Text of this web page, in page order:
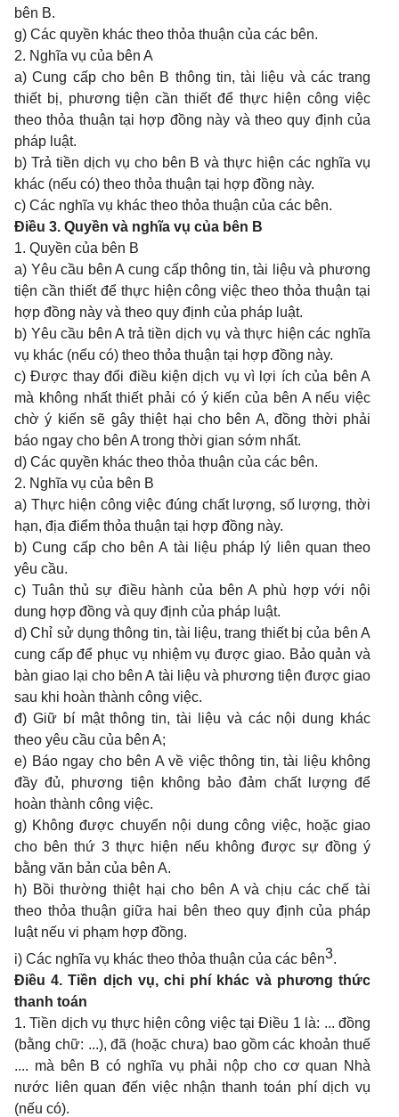
bên B.
g) Các quyền khác theo thỏa thuận của các bên.
2. Nghĩa vụ của bên A
a) Cung cấp cho bên B thông tin, tài liệu và các trang
thiết bị, phương tiện cần thiết để thực hiện công việc
theo thỏa thuận tại hợp đồng này và theo quy định của
pháp luật.
b) Trả tiền dịch vụ cho bên B và thực hiện các nghĩa vụ
khác (nếu có) theo thỏa thuận tại hợp đồng này.
c) Các nghĩa vụ khác theo thỏa thuận của các bên.
Điều 3. Quyền và nghĩa vụ của bên B
1. Quyền của bên B
a) Yêu cầu bên A cung cấp thông tin, tài liệu và phương
tiện cần thiết để thực hiện công việc theo thỏa thuận tại
hợp đồng này và theo quy định của pháp luật.
b) Yêu cầu bên A trả tiền dịch vụ và thực hiện các nghĩa
vụ khác (nếu có) theo thỏa thuận tại hợp đồng này.
c) Được thay đổi điều kiện dịch vụ vì lợi ích của bên A
mà không nhất thiết phải có ý kiến của bên A nếu việc
chờ ý kiến sẽ gây thiệt hại cho bên A, đồng thời phải
báo ngay cho bên A trong thời gian sớm nhất.
d) Các quyền khác theo thỏa thuận của các bên.
2. Nghĩa vụ của bên B
a) Thực hiện công việc đúng chất lượng, số lượng, thời
hạn, địa điểm thỏa thuận tại hợp đồng này.
b) Cung cấp cho bên A tài liệu pháp lý liên quan theo
yêu cầu.
c) Tuân thủ sự điều hành của bên A phù hợp với nội
dung hợp đồng và quy định của pháp luật.
d) Chỉ sử dụng thông tin, tài liệu, trang thiết bị của bên A
cung cấp để phục vụ nhiệm vụ được giao. Bảo quản và
bàn giao lại cho bên A tài liệu và phương tiện được giao
sau khi hoàn thành công việc.
đ) Giữ bí mật thông tin, tài liệu và các nội dung khác
theo yêu cầu của bên A;
e) Báo ngay cho bên A về việc thông tin, tài liệu không
đầy đủ, phương tiện không bảo đảm chất lượng để
hoàn thành công việc.
g) Không được chuyển nội dung công việc, hoặc giao
cho bên thứ 3 thực hiện nếu không được sự đồng ý
bằng văn bản của bên A.
h) Bồi thường thiệt hại cho bên A và chịu các chế tài
theo thỏa thuận giữa hai bên theo quy định của pháp
luật nếu vi phạm hợp đồng.
i) Các nghĩa vụ khác theo thỏa thuận của các bên3.
Điều 4. Tiền dịch vụ, chi phí khác và phương thức
thanh toán
1. Tiền dịch vụ thực hiện công việc tại Điều 1 là: ... đồng
(bằng chữ: ...), đã (hoặc chưa) bao gồm các khoản thuế
.... mà bên B có nghĩa vụ phải nộp cho cơ quan Nhà
nước liên quan đến việc nhận thanh toán phí dịch vụ
(nếu có).